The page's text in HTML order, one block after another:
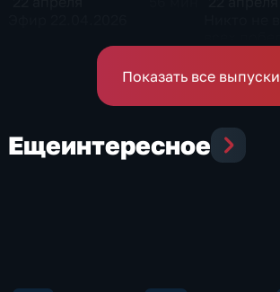
Показать все выпуски
Ещеинтересное